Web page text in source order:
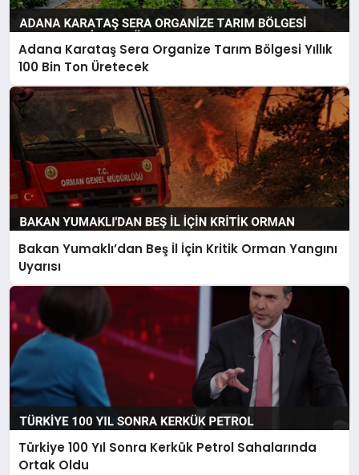
Adana Karataş Sera Organize Tarım Bölgesi Yıllık
100 Bin Ton Üretecek
Bakan Yumaklı’dan Beş İl İçin Kritik Orman Yangını
Uyarısı
Türkiye 100 Yıl Sonra Kerkük Petrol Sahalarında
Ortak Oldu